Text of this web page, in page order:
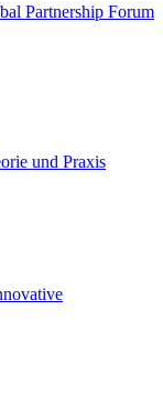
Partnership Forum
und Praxis